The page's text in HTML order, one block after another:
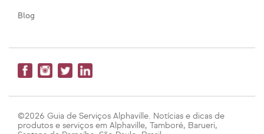
Blog
©2026 Guia de Serviços Alphaville. Notícias e dicas de
produtos e serviços em Alphaville, Tamboré, Barueri,